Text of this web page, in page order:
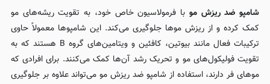
شامپو ضد ریزش مو با فرمولاسیون خاص خود، به تقویت ریشه‌های مو
کمک کرده و از ریزش موها جلوگیری می‌کند. این شامپوها معمولاً حاوی
ترکیبات فعال مانند بیوتین، کافئین و ویتامین‌های گروه B هستند که به
تقویت فولیکول‌های مو و تحریک رشد آن‌ها کمک می‌کنند. برای افرادی که
موهای فر دارند، استفاده از شامپو ضد ریزش مو می‌تواند علاوه بر جلوگیری